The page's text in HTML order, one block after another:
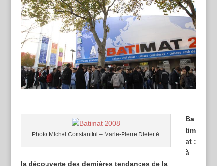
Photo Michel Constantini – Marie-Pierre Dieterlé
Ba
tim
at :
à
la découverte des dernières tendances de la